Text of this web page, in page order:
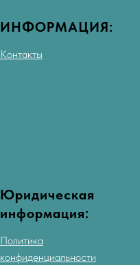
ИНФОРМАЦИЯ:
Контакты
Юридическая
информация:
Политика
конфиденциальности